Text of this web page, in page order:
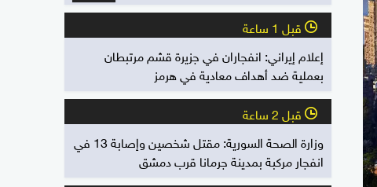
l قبل 1 ساعة
إعلام إيراني: انفجاران في جزيرة قشم مرتبطان
بعملية ضد أهداف معادية في هرمز
l قبل 2 ساعة
وزارة الصحة السورية: مقتل شخصين وإصابة 13 في
انفجار مركبة بمدينة جرمانا قرب دمشق